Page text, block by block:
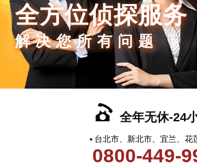
全方位侦探服务
解决您所有问题
全年无休-24
▪ 台北市、新北市、宜兰、花
0800-449-